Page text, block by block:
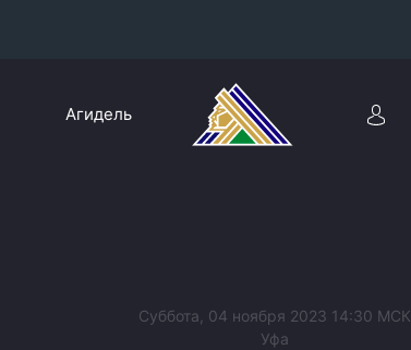
Конференция «Восток»
Агидель
Суббота, 04 ноября 2023 14:30 МСК
Уфа